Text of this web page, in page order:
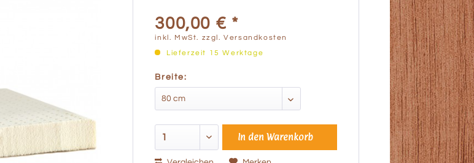
300,00 € *
inkl. MwSt. zzgl. Versandkosten
Lieferzeit 15 Werktage
Breite:
In den Warenkorb